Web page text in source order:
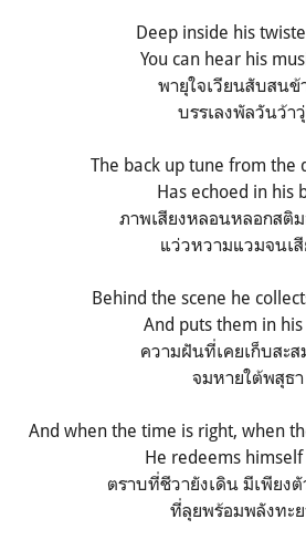
Deep inside his
You can hear his
พายุใจเวียนสับสนข้
บรรเลงพัลวันว้า
The back up tune from the
Has echoed in his
ภาพเสียงหลอนหลอกสติ
แว่วหวามแวมจนเ
Behind the scene he
And puts them in
ความฝันที่เคยเก็บสะส
จมหายใต้พสุธา
And when the time is right, when
He redeems
ตราบที่ชีวายังเดิน มีเพียงตั
ที่ลุยพร้อมพลังทะ